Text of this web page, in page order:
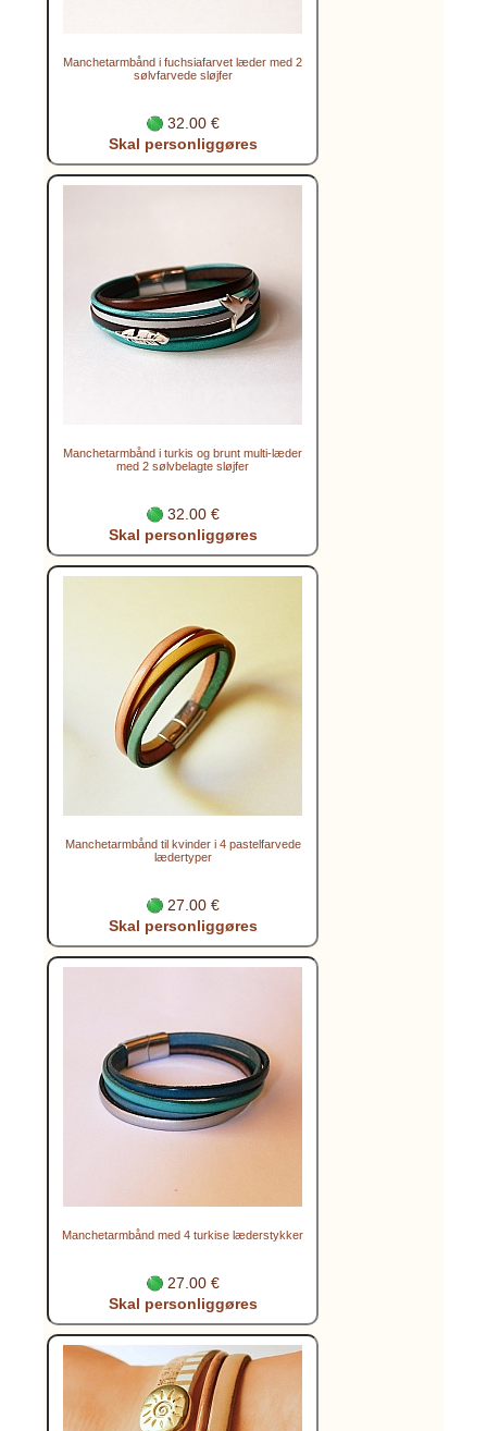
Manchetarmbånd i fuchsiafarvet læder med 2
sølvfarvede sløjfer
32.00 €
Skal personliggøres
Manchetarmbånd i turkis og brunt multi-læder
med 2 sølvbelagte sløjfer
32.00 €
Skal personliggøres
Manchetarmbånd til kvinder i 4 pastelfarvede
lædertyper
27.00 €
Skal personliggøres
Manchetarmbånd med 4 turkise læderstykker
27.00 €
Skal personliggøres